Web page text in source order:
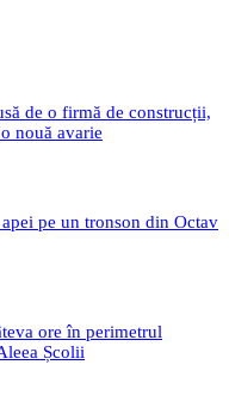
de o firmă de construcții,
nouă avarie
pe un tronson din Octav
ore în perimetrul
Școlii